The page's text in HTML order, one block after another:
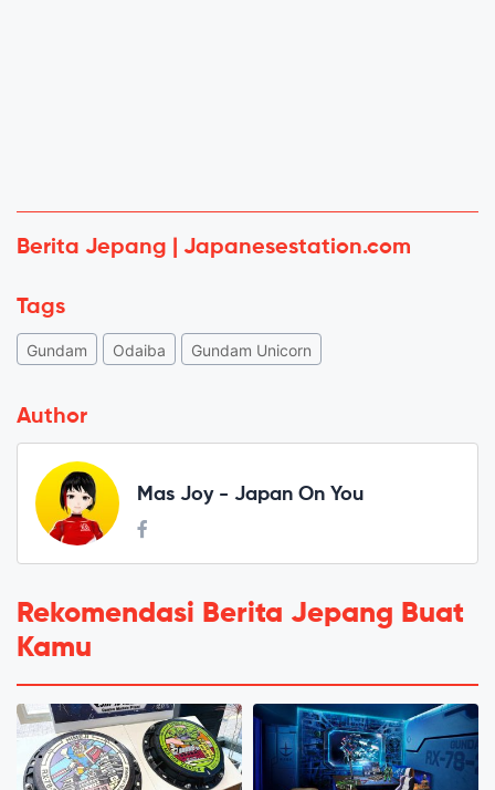
Berita Jepang | Japanesestation.com
Tags
Gundam Odaiba Gundam Unicorn
Author
Mas Joy - Japan On You
Rekomendasi Berita Jepang Buat
Kamu